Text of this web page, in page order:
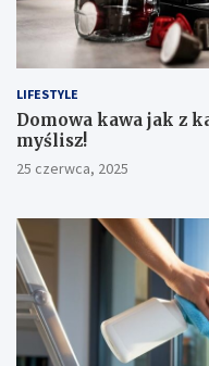
LIFESTYLE
​Domowa kawa jak z
myślisz!
25 czerwca, 2025